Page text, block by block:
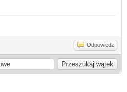
Odpowiedz